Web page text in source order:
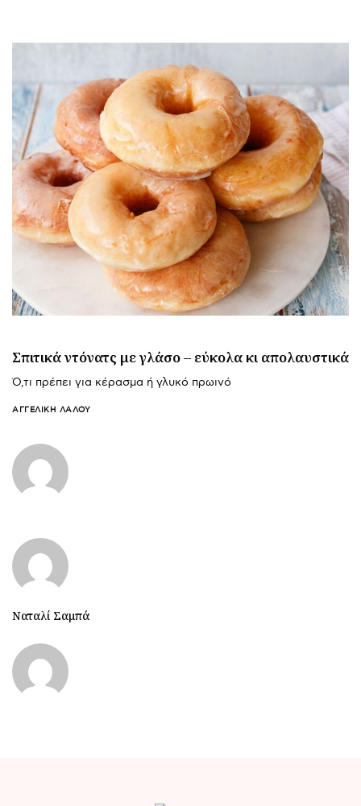
Σπιτικά ντόνατς με γλάσο – εύκολα κι απολαυστικά
Ό,τι πρέπει για κέρασμα ή γλυκό πρωινό
ΑΓΓΕΛΙΚΉ ΛΆΛΟΥ
Ναταλί Σαμπά